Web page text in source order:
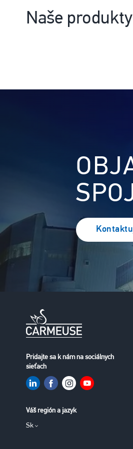
Naše
Pridajte sa k nám na sociálnych
sieťach
Váš región a jazyk
Sk